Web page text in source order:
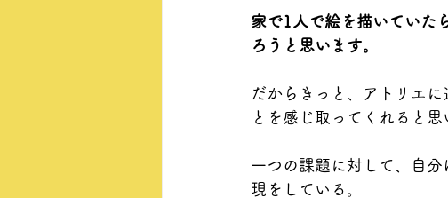
家で1人で絵を描いていた
ろうと思います。
だからきっと、アトリエ
とを感じ取ってくれると思
一つの課題に対して、自
現をしている。